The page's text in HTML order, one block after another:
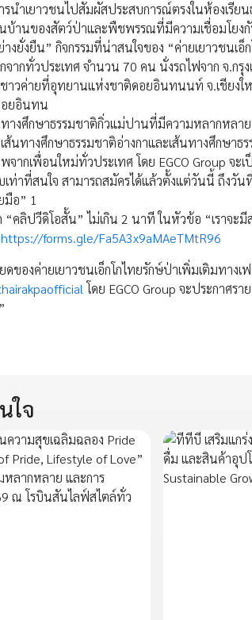
รนำเยาวชนไปสัมผัสประสบการณ์ตรงในห้องเ
นของสัตว์ป่าและพืชพรรณที่มีความเชื่อมโยงกั
ยั่งยืน” กิจกรรมที่น่าสนใจของ “ค่ายเยาวชนเอ็
จากทั่วประเทศ จำนวน 70 คน นั่งรถไฟจาก จ.กรุ
าวค่ายที่อุทยานแห่งชาติดอยอินทนนท์ จ.เชียงใ
ยอินทน
ทางศึกษาธรรมชาติกิ่วแม่ปานที่มีความหลากห
นทางศึกษาธรรมชาติอ่างกาและเส้นทางศึกษาธ
ากเพื่อนใหม่ทั่วประเทศ โดย EGCO Group จะ
าที่สนใจ สามารถสมัครได้แล้วตั้งแต่วันนี้ ถึงวัน
มือ” 1
คลิปวีดิโอสั้น” ไม่เกิน 2 นาที ในหัวข้อ “เราจ
https://forms.gle/Fa5A3x9aMAeTMtR96
ของค่ายเยาวชนเอ็กโกไทยรักษ์ป่าเพิ่มเติมทาง
โดย EGCO Group จะประกาศ
ใจ